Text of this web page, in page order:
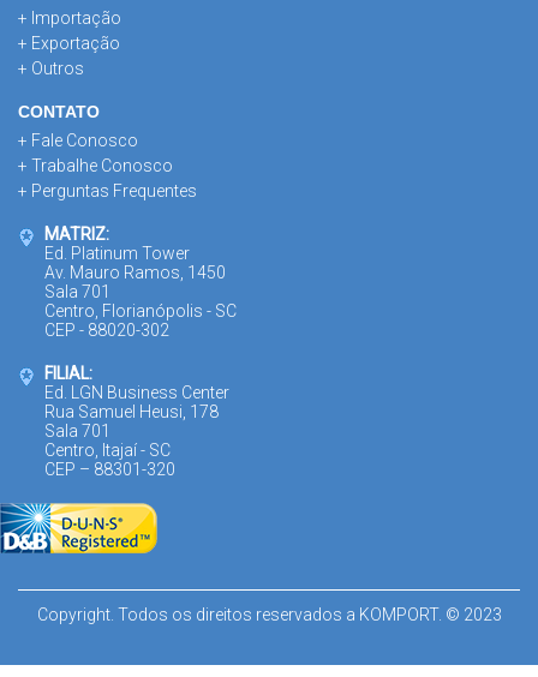
+ Importação
+ Exportação
+ Outros
CONTATO
+ Fale Conosco
+ Trabalhe Conosco
+ Perguntas Frequentes
MATRIZ:
Ed. Platinum Tower
Av. Mauro Ramos, 1450
Sala 701
Centro, Florianópolis - SC
CEP - 88020-302
FILIAL:
Ed. LGN Business Center
Rua Samuel Heusi, 178
Sala 701
Centro, Itajaí - SC
CEP – 88301-320
Copyright. Todos os direitos reservados a KOMPORT. © 2023